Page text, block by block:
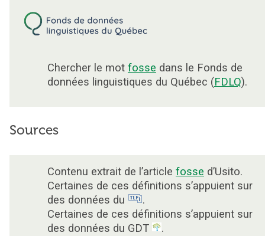
Chercher le mot fosse dans le Fonds de
données linguistiques du Québec (FDLQ).
Sources
Contenu extrait de l’article fosse d’Usito.
Certaines de ces définitions s’appuient sur
des données du
.
Certaines de ces définitions s’appuient sur
des données du GDT
.